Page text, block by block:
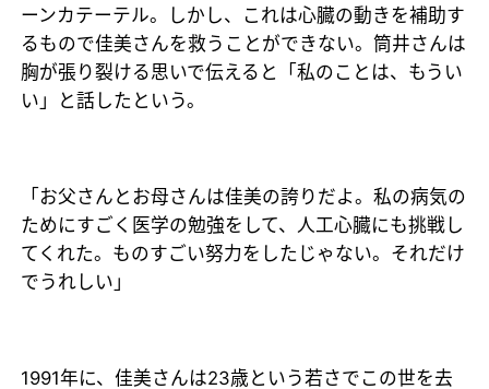
ーンカテーテル。しかし、これは心臓の動きを補助す
るもので佳美さんを救うことができない。筒井さんは
胸が張り裂ける思いで伝えると「私のことは、もうい
い」と話したという。
「お父さんとお母さんは佳美の誇りだよ。私の病気の
ためにすごく医学の勉強をして、人工心臓にも挑戦し
てくれた。ものすごい努力をしたじゃない。それだけ
でうれしい」
1991年に、佳美さんは23歳という若さでこの世を去